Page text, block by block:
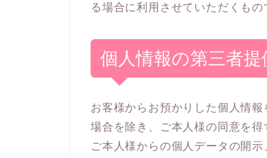
る場合に利用させていただくも
個人情報の第三者提
お客様からお預かりした個人情
場合を除き、ご本人様の同意を得
ご本人様からの個人データの開